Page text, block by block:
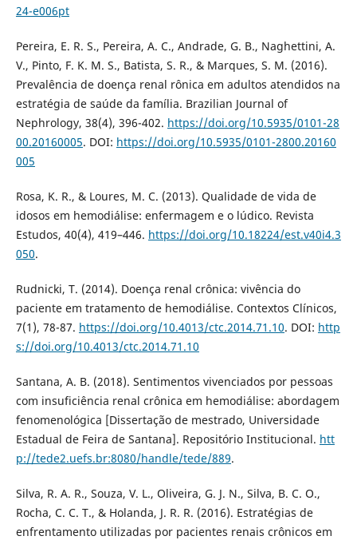
24-e006pt
Pereira, E. R. S., Pereira, A. C., Andrade, G. B., Naghettini, A.
V., Pinto, F. K. M. S., Batista, S. R., & Marques, S. M. (2016).
Prevalência de doença renal rônica em adultos atendidos na
estratégia de saúde da família. Brazilian Journal of
Nephrology, 38(4), 396-402. https://doi.org/10.5935/0101-28
00.20160005. DOI: https://doi.org/10.5935/0101-2800.20160
005
Rosa, K. R., & Loures, M. C. (2013). Qualidade de vida de
idosos em hemodiálise: enfermagem e o lúdico. Revista
Estudos, 40(4), 419–446. https://doi.org/10.18224/est.v40i4.3
050.
Rudnicki, T. (2014). Doença renal crônica: vivência do
paciente em tratamento de hemodiálise. Contextos Clínicos,
7(1), 78-87. https://doi.org/10.4013/ctc.2014.71.10. DOI: http
s://doi.org/10.4013/ctc.2014.71.10
Santana, A. B. (2018). Sentimentos vivenciados por pessoas
com insuficiência renal crônica em hemodiálise: abordagem
fenomenológica [Dissertação de mestrado, Universidade
Estadual de Feira de Santana]. Repositório Institucional. htt
p://tede2.uefs.br:8080/handle/tede/889.
Silva, R. A. R., Souza, V. L., Oliveira, G. J. N., Silva, B. C. O.,
Rocha, C. C. T., & Holanda, J. R. R. (2016). Estratégias de
enfrentamento utilizadas por pacientes renais crônicos em